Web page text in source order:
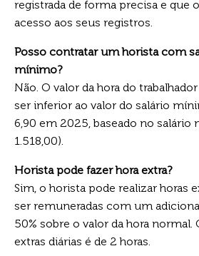
registrada de forma precisa e que
acesso aos seus registros.
Posso contratar um horista com
mínimo?
Não. O valor da hora do
ser inferior ao valor do salário
6,90 em 2025, baseado no salário
1.518,00).
Horista pode fazer hora extra?
Sim, o horista pode realizar horas
ser remuneradas com um
50% sobre o valor da hora normal.
extras diárias é de 2 horas.